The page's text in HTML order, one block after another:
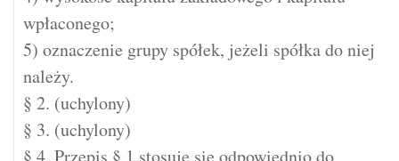
wpłaconego;
5) oznaczenie grupy spółek, jeżeli spółka do niej
należy.
§ 2. (uchylony)
§ 3. (uchylony)
§ 4. Przepis § 1 stosuje się odpowiednio do